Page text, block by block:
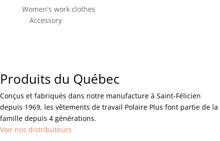
Women's work clothes
Accessory
Produits du Québec
Conçus et fabriqués dans notre manufacture à Saint-Félicien
depuis 1969, les vêtements de travail Polaire Plus font partie de la
famille depuis 4 générations.
Voir nos distributeurs